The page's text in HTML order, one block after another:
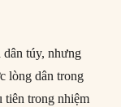
dân túy, nhưng
lòng dân trong
tiên trong nhiệm